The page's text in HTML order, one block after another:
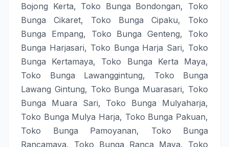
Bojong Kerta, Toko Bunga Bondongan, Toko
Bunga Cikaret, Toko Bunga Cipaku, Toko
Bunga Empang, Toko Bunga Genteng, Toko
Bunga Harjasari, Toko Bunga Harja Sari, Toko
Bunga Kertamaya, Toko Bunga Kerta Maya,
Toko Bunga Lawanggintung, Toko Bunga
Lawang Gintung, Toko Bunga Muarasari, Toko
Bunga Muara Sari, Toko Bunga Mulyaharja,
Toko Bunga Mulya Harja, Toko Bunga Pakuan,
Toko Bunga Pamoyanan, Toko Bunga
Rancamaya, Toko Bunga Ranca Maya, Toko